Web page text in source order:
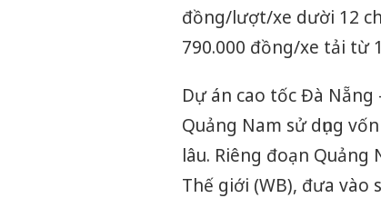
đồng/lượt/xe dười 12
790.000 đồng/xe tải từ
Dự án cao tốc Đà
Quảng Nam sử dụng
lâu. Riêng đoạn Quảng
Thế giới (WB), đưa vào